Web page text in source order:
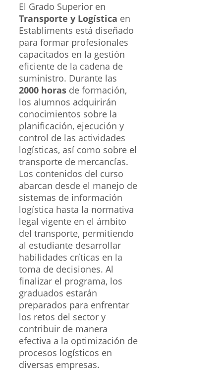
El Grado Superior en
Transporte y Logística en
Establiments está diseñado
para formar profesionales
capacitados en la gestión
eficiente de la cadena de
suministro. Durante las
2000 horas de formación,
los alumnos adquirirán
conocimientos sobre la
planificación, ejecución y
control de las actividades
logísticas, así como sobre el
transporte de mercancías.
Los contenidos del curso
abarcan desde el manejo de
sistemas de información
logística hasta la normativa
legal vigente en el ámbito
del transporte, permitiendo
al estudiante desarrollar
habilidades críticas en la
toma de decisiones. Al
finalizar el programa, los
graduados estarán
preparados para enfrentar
los retos del sector y
contribuir de manera
efectiva a la optimización de
procesos logísticos en
diversas empresas.